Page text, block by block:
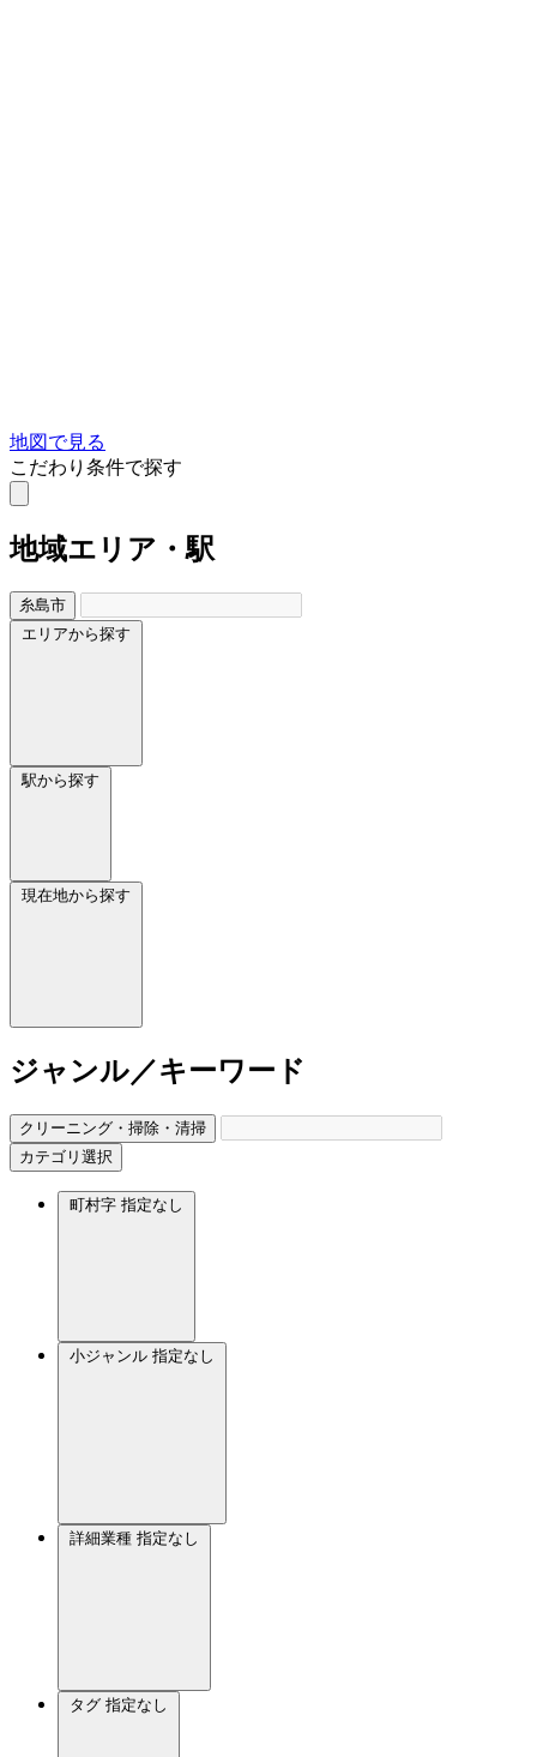
地図で見る
こだわり条件で探す
地域エリア・駅
糸島市
エリアから探す
駅から探す
現在地から探す
ジャンル／キーワード
クリーニング・掃除・清掃
カテゴリ選択
町村字 指定なし
小ジャンル 指定なし
詳細業種 指定なし
タグ 指定なし